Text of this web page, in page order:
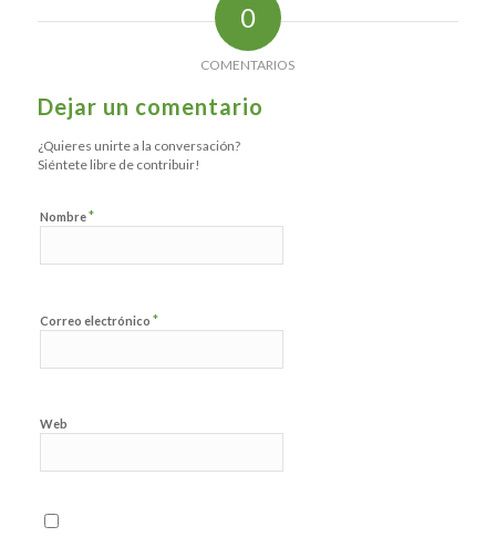
0
COMENTARIOS
Dejar un comentario
¿Quieres unirte a la conversación?
Siéntete libre de contribuir!
Nombre*
Correo electrónico *
Web